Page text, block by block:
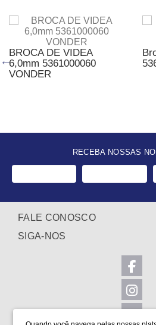
BROCA DE VIDEA
6,0mm 5361000060
VONDER
RECEBA NOSSAS
FALE CONOSCO
SIGA-NOS